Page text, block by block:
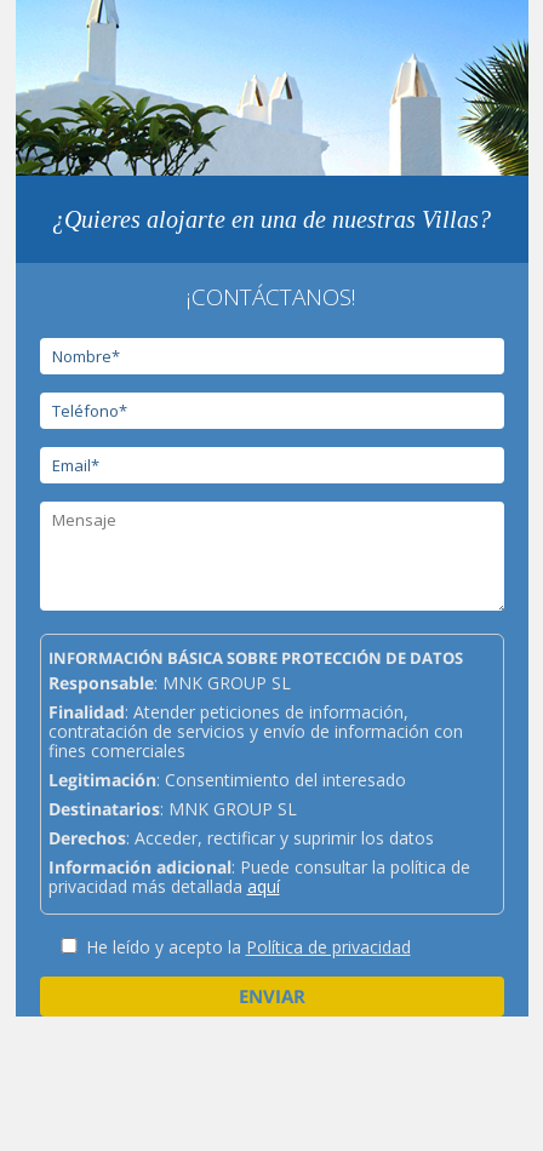
¿Quieres alojarte en una de nuestras Villas?
¡CONTÁCTANOS!
INFORMACIÓN BÁSICA SOBRE PROTECCIÓN DE DATOS
Responsable: MNK GROUP SL
Finalidad: Atender peticiones de información,
contratación de servicios y envío de información con
fines comerciales
Legitimación: Consentimiento del interesado
Destinatarios: MNK GROUP SL
Derechos: Acceder, rectificar y suprimir los datos
Información adicional: Puede consultar la política de
privacidad más detallada aquí
He leído y acepto la Política de privacidad